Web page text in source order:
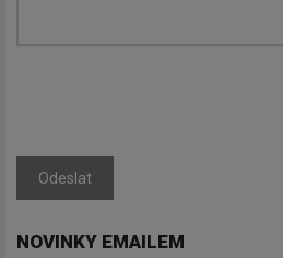
Odeslat
NOVINKY EMAILEM